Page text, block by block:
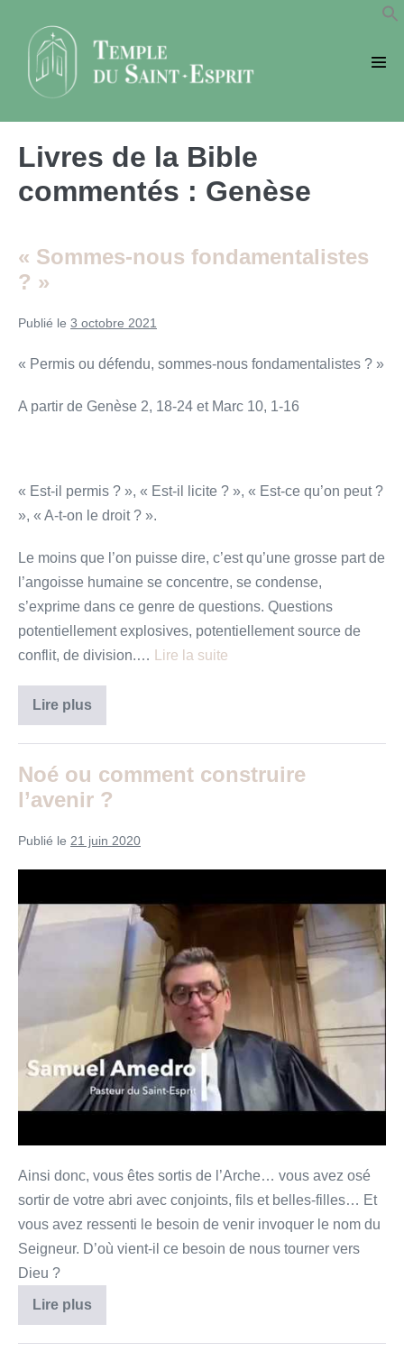
contenu
Livres de la Bible
commentés : Genèse
« Sommes-nous fondamentalistes
? »
Publié le 3 octobre 2021
« Permis ou défendu, sommes-nous fondamentalistes ? »
A partir de Genèse 2, 18-24 et Marc 10, 1-16
« Est-il permis ? », « Est-il licite ? », « Est-ce qu’on peut ?
», « A-t-on le droit ? ».
Le moins que l’on puisse dire, c’est qu’une grosse part de
l’angoisse humaine se concentre, se condense,
s’exprime dans ce genre de questions. Questions
potentiellement explosives, potentiellement source de
conflit, de division.…
Lire la suite
Lire plus« Sommes-
? »
Noé ou comment construire
l’avenir ?
Publié le 21 juin 2020
ou
comment
construire
l’avenir
Ainsi donc, vous êtes sortis de l’Arche… vous avez osé
sortir de votre abri avec conjoints, fils et belles-filles… Et
vous avez ressenti le besoin de venir invoquer le nom du
Seigneur. D’où vient-il ce besoin de nous tourner vers
Dieu ?
Lire plusNoé
construire